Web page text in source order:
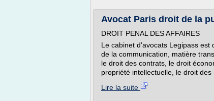
Avocat Paris droit de la
DROIT PENAL DES AFFAIRES
Le cabinet d'avocats Legipass
de la communication, matière
le droit des contrats, le droit
propriété intellectuelle, le droit des
Lire la suite